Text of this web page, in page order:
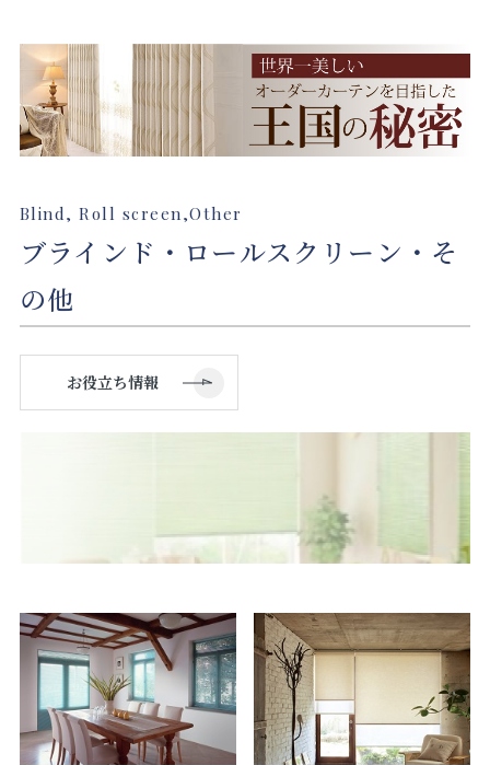
Blind, Roll screen,Other
ブラインド・ロールスクリーン・そ
の他
お役立ち情報